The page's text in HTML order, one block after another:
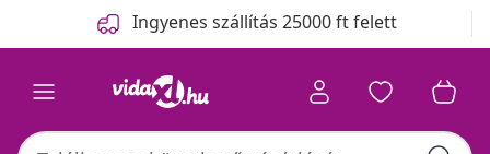
Ingyenes szállítás 25000 ft felett